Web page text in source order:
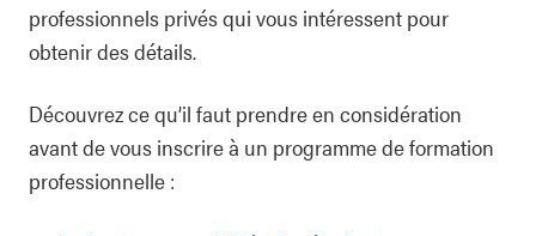
professionnels privés qui vous intéressent pour
obtenir des détails.
Découvrez ce qu’il faut prendre en considération
avant de vous inscrire à un programme de formation
professionnelle :